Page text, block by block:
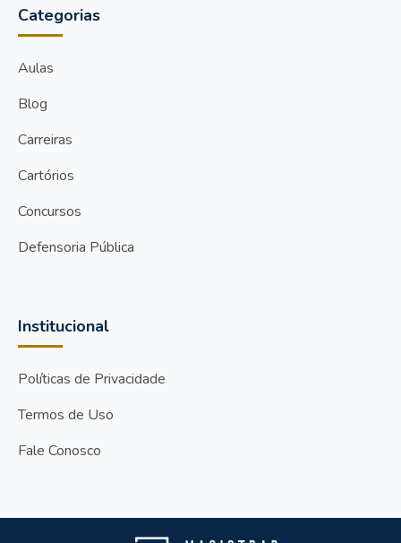
Categorias
Aulas
Blog
Carreiras
Cartórios
Concursos
Defensoria Pública
Institucional
Políticas de Privacidade
Termos de Uso
Fale Conosco